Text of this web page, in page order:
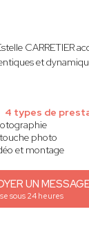
CARRETIER
et
4 types de
photo
et montage
UN
sous 24 heures